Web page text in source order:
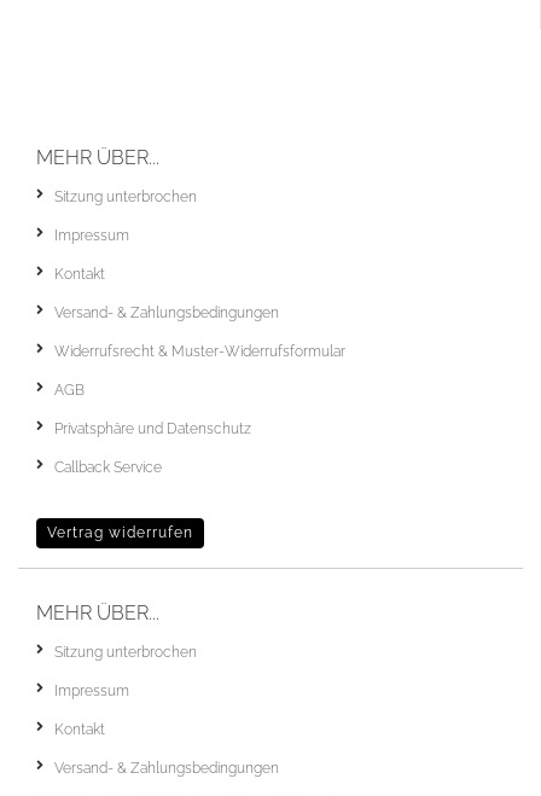
MEHR ÜBER...
Sitzung unterbrochen
Impressum
Kontakt
Versand- & Zahlungsbedingungen
Widerrufsrecht & Muster-Widerrufsformular
AGB
Privatsphäre und Datenschutz
Callback Service
Vertrag widerrufen
MEHR ÜBER...
Sitzung unterbrochen
Impressum
Kontakt
Versand- & Zahlungsbedingungen